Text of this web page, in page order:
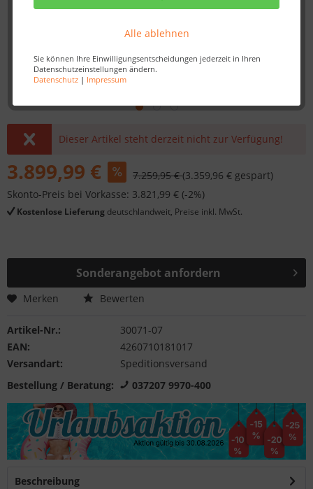
Alle ablehnen
Sie können Ihre Einwilligungsentscheidungen jederzeit in Ihren
Datenschutzeinstellungen ändern.
Datenschutz| Impressum
Dieser Artikel steht derzeit nicht zur Verfügung!
3.899,99 € 7.259,95 €(3.359,96 € gespart)
Skonto-Preis bei Vorkasse: 3.821,99 € (-2%)
Kostenlose Lieferung deutschlandweit, Preise inkl. MwSt.
Sonderangebot anfordern
Merken Bewerten
Artikel-Nr.:
30071-07
EAN:
4260710181017
Versandart:
Speditionsversand
Bestellung / Beratung:
037207 9970-400
Beschreibung